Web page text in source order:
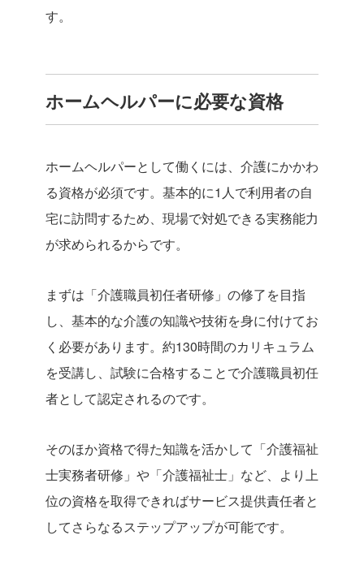
す。
ホームヘルパーに必要な資格
ホームヘルパーとして働くには、介護にかかわ
る資格が必須です。基本的に1人で利用者の自
宅に訪問するため、現場で対処できる実務能力
が求められるからです。
まずは「介護職員初任者研修」の修了を目指
し、基本的な介護の知識や技術を身に付けてお
く必要があります。約130時間のカリキュラム
を受講し、試験に合格することで介護職員初任
者として認定されるのです。
そのほか資格で得た知識を活かして「介護福祉
士実務者研修」や「介護福祉士」など、より上
位の資格を取得できればサービス提供責任者と
してさらなるステップアップが可能です。